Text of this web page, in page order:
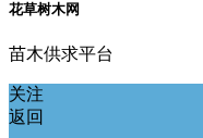
花草树木网
苗木供求平台
关注
返回